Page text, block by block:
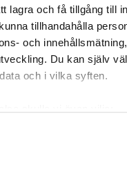
lagra och få tillgång till
tillhandahålla
och
Du kan själv
och i vilka syften.
en noggrannhet på